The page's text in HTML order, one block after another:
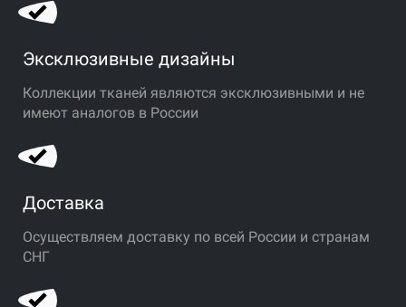
Эксклюзивные дизайны
Коллекции тканей являются эксклюзивными и не
имеют аналогов в России
Доставка
Осуществляем доставку по всей России и странам
СНГ